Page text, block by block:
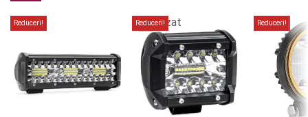
Reduceri! Reduceri!
epuizat
Reduceri!